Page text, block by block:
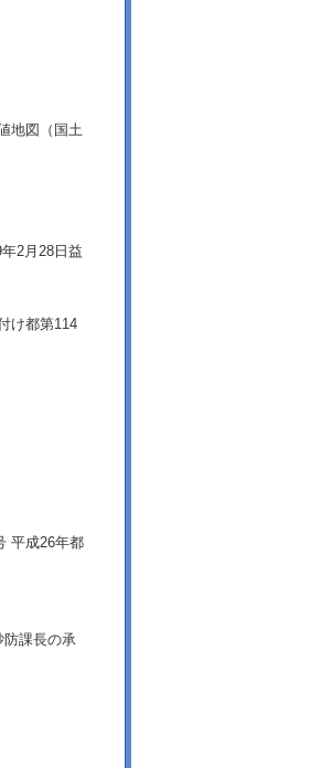
地図（国土
2月28日益
け都第114
平成26年都
防課長の承